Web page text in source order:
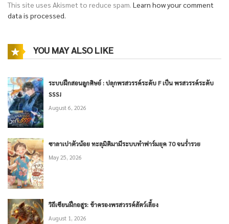
This site uses Akismet to reduce spam. Learn how your comment
data is processed.
YOU MAY ALSO LIKE
ระบบฝึกสอนลูกศิษย์ : ปลุกพรสวรรค์ระดับ F เป็น พรสวรรค์ระดับ
SSS!
August 6, 2026
ซาลาเปาตัวน้อย ทะลุมิติมามีระบบทำฟาร์มยุค 70 จนร่ำรวย
May 25, 2026
วิถีเซียนฝึกอสูร: ข้าครองพรสวรรค์สัตว์เลี้ยง
August 1, 2026